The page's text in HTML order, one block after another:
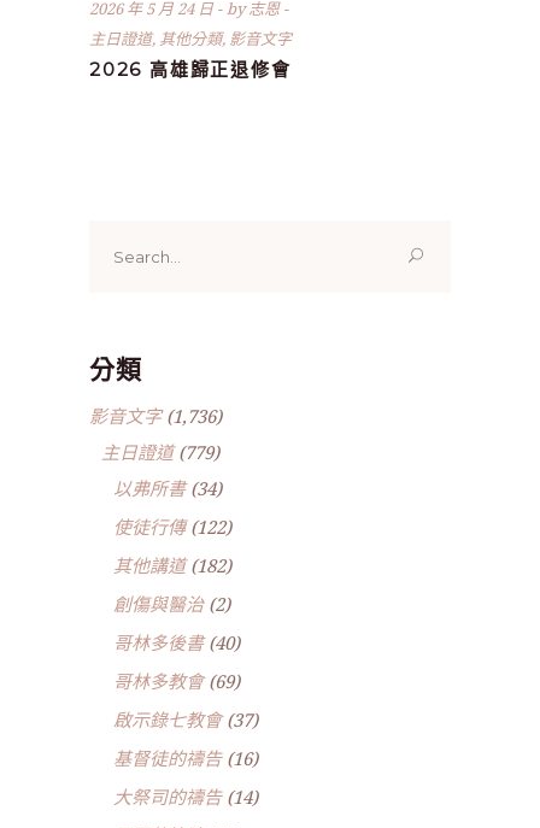
2026 年 5 月 24 日 by志恩
主日證道, 其他分類, 影音文字
2026 高雄歸正退修會
for:
分類
影音文字(1,736)
主日證道(779)
以弗所書(34)
使徒行傳(122)
其他講道(182)
創傷與醫治(2)
哥林多後書(40)
哥林多教會(69)
啟示錄七教會(37)
基督徒的禱告(16)
大祭司的禱告(14)